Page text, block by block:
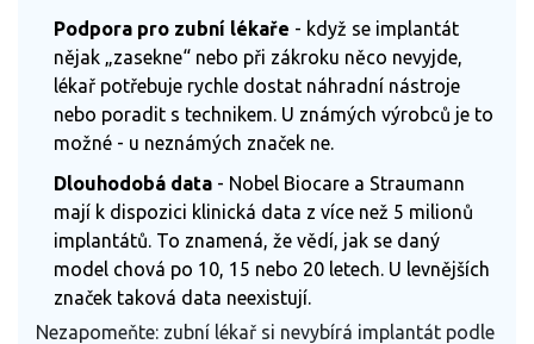
Podpora pro zubní lékaře - když se implantát
nějak „zasekne“ nebo při zákroku něco nevyjde,
lékař potřebuje rychle dostat náhradní nástroje
nebo poradit s technikem. U známých výrobců je to
možné - u neznámých značek ne.
Dlouhodobá data - Nobel Biocare a Straumann
mají k dispozici klinická data z více než 5 milionů
implantátů. To znamená, že vědí, jak se daný
model chová po 10, 15 nebo 20 letech. U levnějších
značek taková data neexistují.
Nezapomeňte: zubní lékař si nevybírá implantát podle